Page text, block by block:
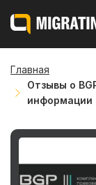
Главная
Отзывы о
информации